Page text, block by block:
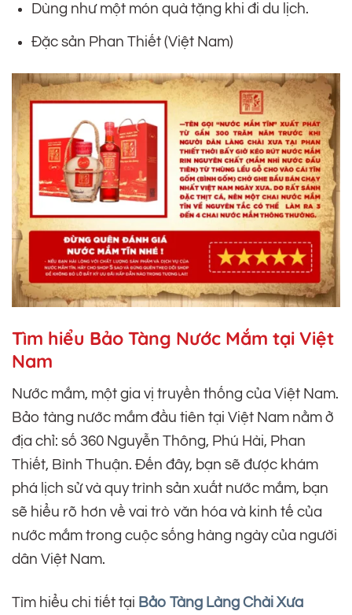
Dùng như một món quà tặng khi đi du lịch.
Đặc sản Phan Thiết (Việt Nam)
Tìm hiểu Bảo Tàng Nước Mắm tại Việt
Nam
Nước mắm, một gia vị truyền thống của Việt Nam.
Bảo tàng nước mắm đầu tiên tại Việt Nam nằm ở
địa chỉ: số 360 Nguyễn Thông, Phú Hài, Phan
Thiết, Bình Thuận. Đến đây, bạn sẽ được khám
phá lịch sử và quy trình sản xuất nước mắm, bạn
sẽ hiểu rõ hơn về vai trò văn hóa và kinh tế của
nước mắm trong cuộc sống hàng ngày của người
dân Việt Nam.
Tìm hiểu chi tiết tại Bảo Tàng Làng Chài Xưa